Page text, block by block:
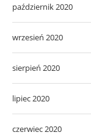
październik 2020
wrzesień 2020
sierpień 2020
lipiec 2020
czerwiec 2020